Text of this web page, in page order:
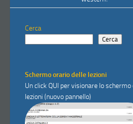
Cerca
Cerca
Schermo orario delle lezioni
Un click QUI per visionare lo schermo
lezioni (nuovo pannello)